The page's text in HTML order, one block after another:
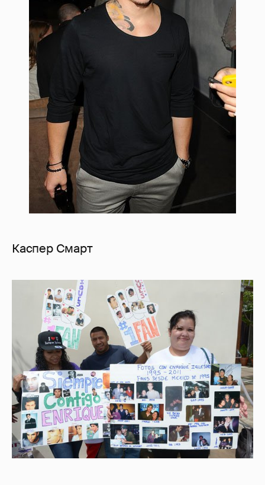
Каспер Смарт